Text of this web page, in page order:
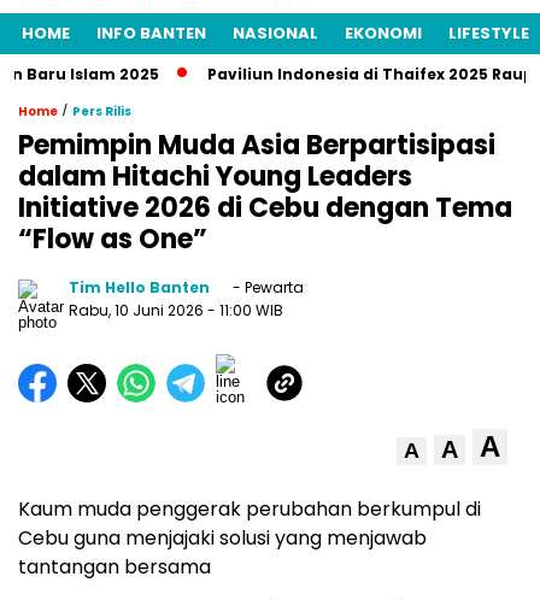
HOME INFO BANTEN NASIONAL EKONOMI LIFESTYLE
Islam 2025 Paviliun Indonesia di Thaifex 2025 Raup
Home / Pers Rilis
Pemimpin Muda Asia Berpartisipasi
dalam Hitachi Young Leaders
Initiative 2026 di Cebu dengan Tema
“Flow as One”
Tim Hello Banten
- Pewarta
Rabu, 10 Juni 2026 - 11:00 WIB
A A A
Kaum muda penggerak perubahan berkumpul di
Cebu guna menjajaki solusi yang menjawab
tantangan bersama